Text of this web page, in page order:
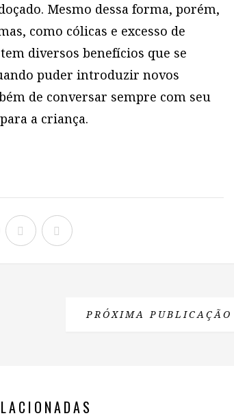
Mesmo dessa forma, porém,
como cólicas e excesso de
diversos benefícios que se
puder introduzir novos
de conversar sempre com seu
a criança.
PRÓXIMA PUBLICAÇÃO